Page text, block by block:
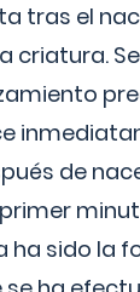
tras el
criatura.
de
ha sido la